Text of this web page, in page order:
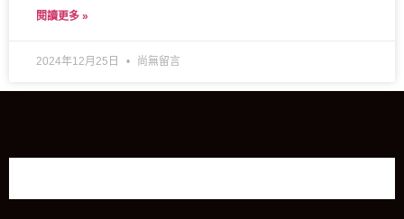
閱讀更多 »
2024年12月25日 尚無留言